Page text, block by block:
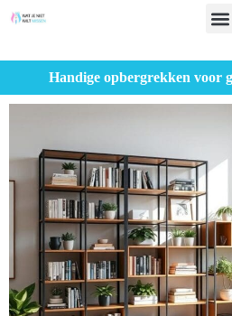
Handige opbergrekken voor